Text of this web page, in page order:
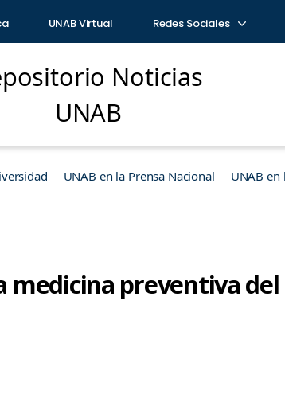
UNAB Virtual Redes Sociales
Noticias
UNAB
UNAB en la Prensa Nacional UNAB en
medicina preventiva